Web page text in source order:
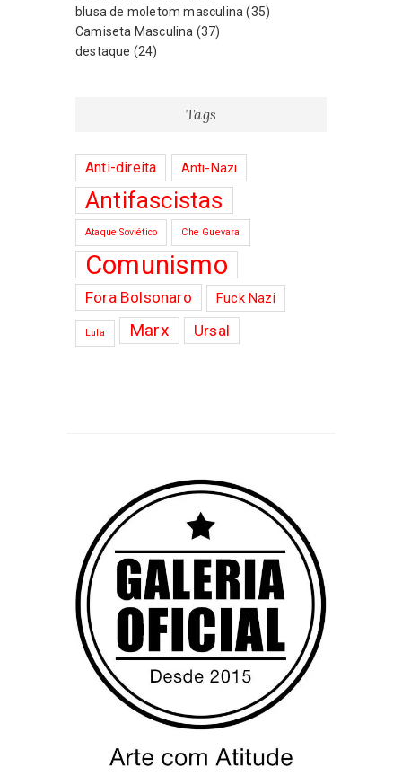
blusa de moletom masculina (35)
Camiseta Masculina (37)
destaque (24)
Tags
Anti-direita Anti-Nazi
Antifascistas
Ataque Soviético Che Guevara
Comunismo
Fora Bolsonaro Fuck Nazi
Lula Marx Ursal